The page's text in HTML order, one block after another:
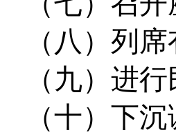
（八）列
（九）进
（十）下